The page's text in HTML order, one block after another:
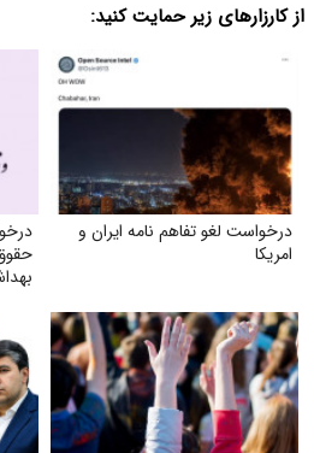
از کارزارهای زیر حمایت کنید:
درخواست لغو تفاهم نامه ایران و
امریکا